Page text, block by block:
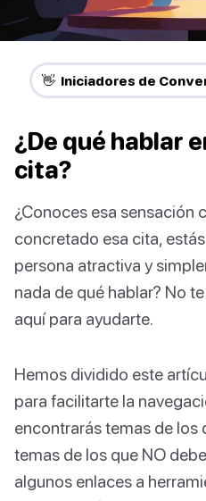
👋 Iniciadores de
¿De qué hablar
cita?
¿Conoces esa sensación
concretado esa cita,
persona atractiva y
nada de qué hablar? No
aquí para ayudarte.
Hemos dividido este
para facilitarte la
encontrarás temas de los
temas de los que NO
algunos enlaces a